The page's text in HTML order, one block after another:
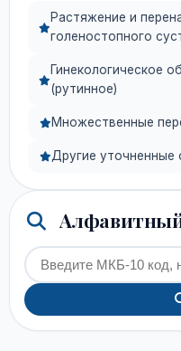
Растяжение и
голеностопного
Гинекологическое
(рутинное)
Множественные
Другие